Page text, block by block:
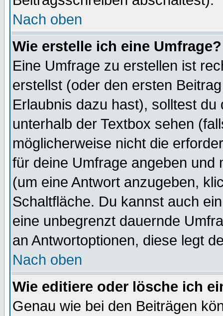
Nach oben
Wie erstelle ich eine Umfrage?
Eine Umfrage zu erstellen ist
erstellst (oder den ersten
Erlaubnis dazu hast), solltest
unterhalb der Textbox sehen
möglicherweise nicht die
für deine Umfrage angeben und
(um eine Antwort anzugeben,
Schaltfläche. Du kannst auch
eine unbegrenzt dauernde
an Antwortoptionen, diese legt
Nach oben
Wie editiere oder lösche ich
Genau wie bei den Beiträgen